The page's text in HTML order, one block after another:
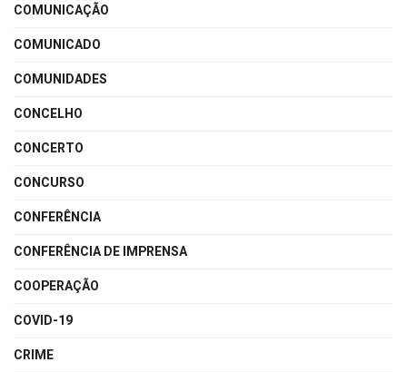
COMUNICAÇÃO
COMUNICADO
COMUNIDADES
CONCELHO
CONCERTO
CONCURSO
CONFERÊNCIA
CONFERÊNCIA DE IMPRENSA
COOPERAÇÃO
COVID-19
CRIME